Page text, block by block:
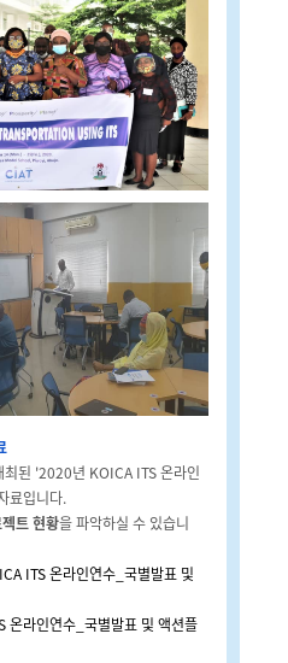
된 '2020년 KOICA ITS 온라인
료입니다.
트 현황을 파악하실 수 있습니
ITS 온라인연수_국별발표 및
온라인연수_국별발표 및 액션플